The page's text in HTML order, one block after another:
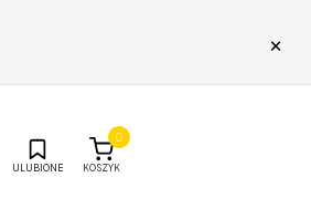
×
ULUBIONE KOSZYK
0